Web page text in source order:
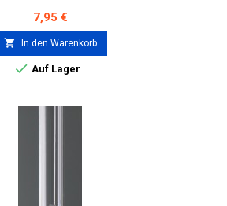
Preis
7,95 €
 In den Warenkorb
 Auf Lager